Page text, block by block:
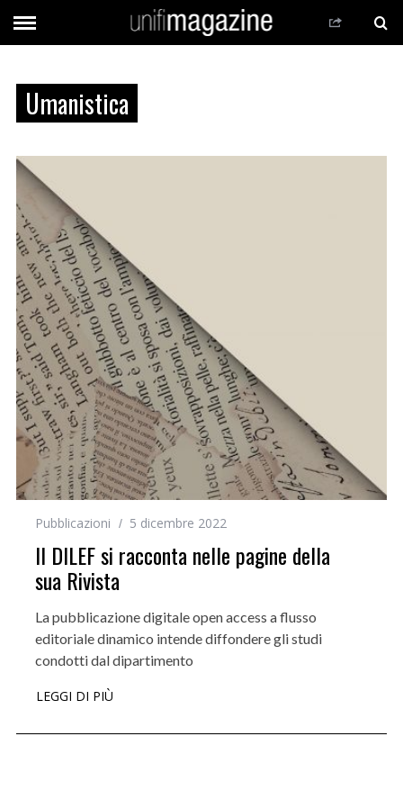
Umanistica
Pubblicazioni 5 dicembre 2022
Il DILEF si racconta nelle pagine della
sua Rivista
La pubblicazione digitale open access a flusso
editoriale dinamico intende diffondere gli studi
condotti dal dipartimento
LEGGI DI PIÙ